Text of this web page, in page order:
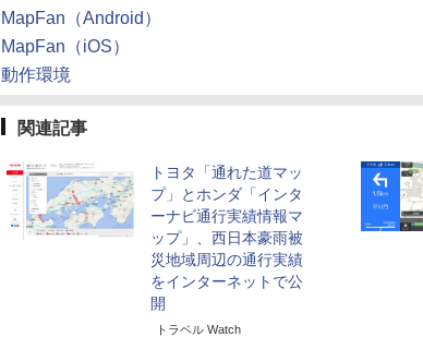
MapFan（Android）
MapFan（iOS）
動作環境
関連記事
トヨタ「通れた道マッ
プ」とホンダ「インタ
ーナビ通行実績情報マ
ップ」、西日本豪雨被
災地域周辺の通行実績
をインターネットで公
開
トラベル Watch